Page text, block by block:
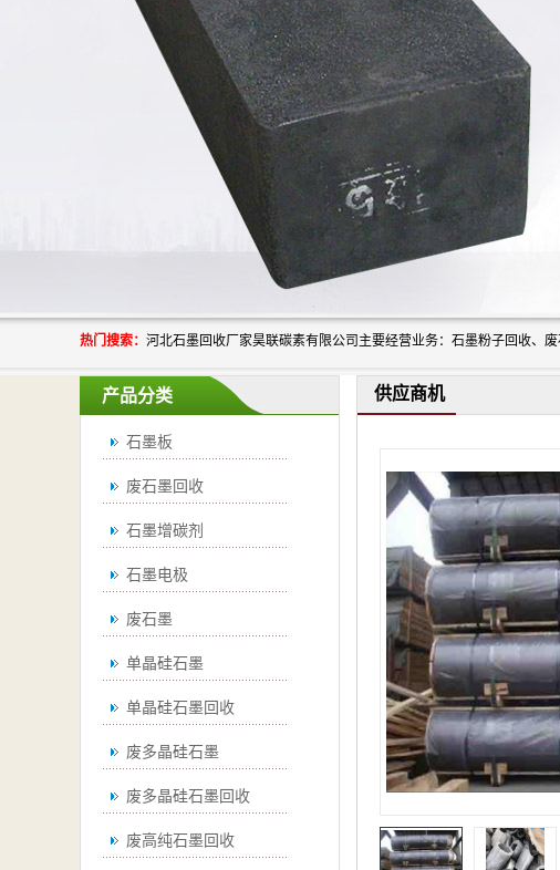
热门搜索：
产品分类
石墨板
废石墨回收
石墨增碳剂
石墨电极
废石墨
单晶硅石墨
单晶硅石墨回收
废多晶硅石墨
废多晶硅石墨回收
废高纯石墨回收
供应商机